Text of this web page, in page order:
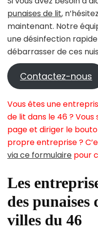
punaises de lit,
maintenant. Notre
une désinfection
débarrasser de ces
Contactez-nous
Vous êtes une
de lit dans le 46 ?
page et diriger le
propre entreprise ?
via ce formulaire pour
Les
des punaises
villes du 46